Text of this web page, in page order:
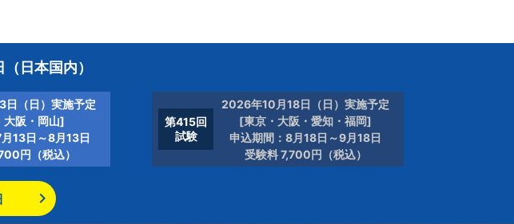
（日本国内）
（日）実施予定
大阪・岡山]
13日～8月13日
円（税込）
第415回
試験
2026年10月18日（日）実施予定
[東京・大阪・愛知・福岡]
申込期間：8月18日～9月18日
受験料 7,700円（税込）